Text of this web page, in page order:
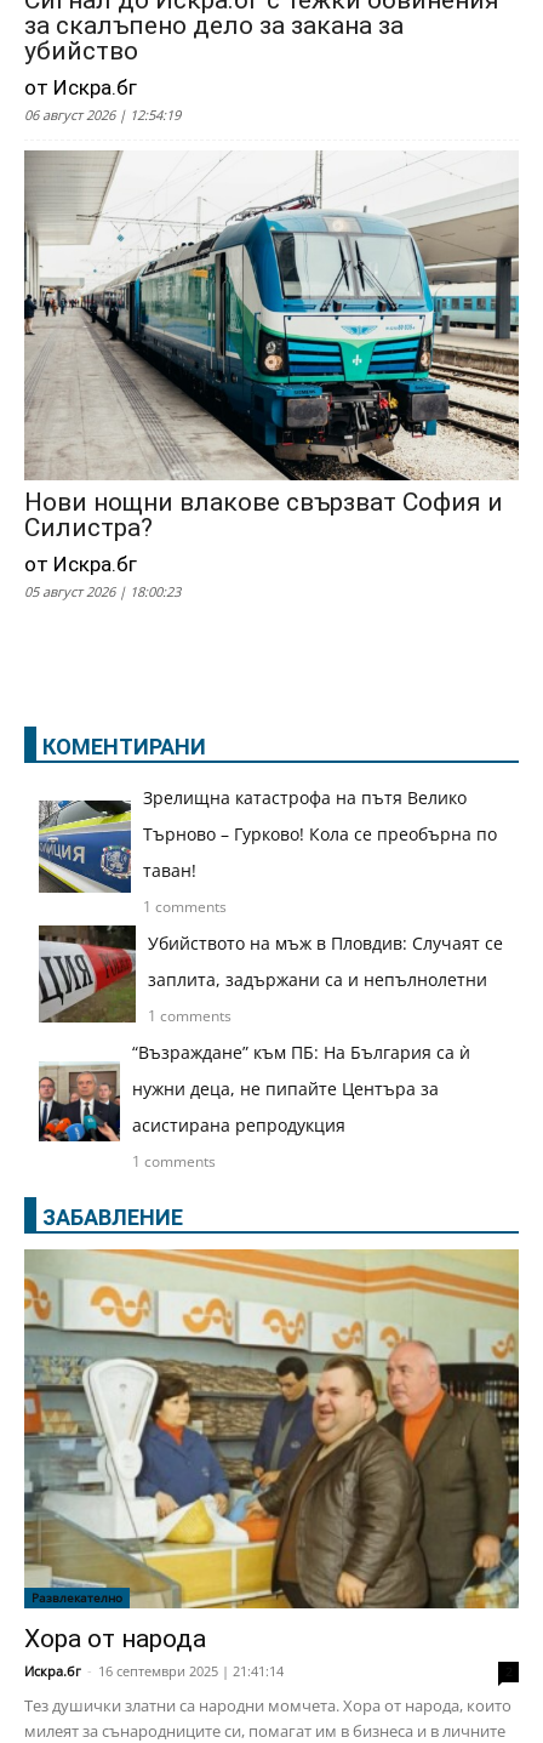
за скалъпено дело за закана за
убийство
от Искра.бг
06 август 2026 | 12:54:19
Нови нощни влакове свързват София и
Силистра?
от Искра.бг
05 август 2026 | 18:00:23
КОМЕНТИРАНИ
Зрелищна катастрофа на пътя Велико
Търново – Гурково! Кола се преобърна по
таван!
1 comments
Убийството на мъж в Пловдив: Случаят се
заплита, задържани са и непълнолетни
1 comments
“Възраждане” към ПБ: На България са ѝ
нужни деца, не пипайте Центъра за
асистирана репродукция
1 comments
ЗАБАВЛЕНИЕ
Развлекателно
Хора от народа
Искра.бг - 16 септември 2025 | 21:41:14
Тез душички златни са народни момчета. Хора от народа, които
милеят за сънародниците си, помагат им в бизнеса и в личните